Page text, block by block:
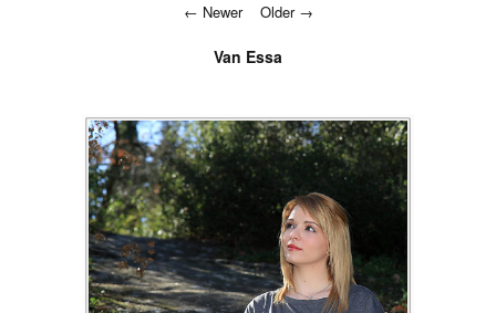
Newer Older
Van Essa